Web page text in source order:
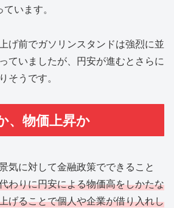
います。
げ前でガソリンスタンドは強烈に並
ていましたが、円安が進むとさらに
そうです。
、物価上昇か
気に対して金融政策でできること
わりに円安による物価高をしかたな
げることで個人や企業が借り入れし